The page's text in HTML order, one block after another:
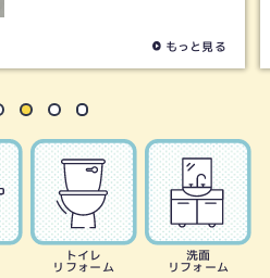
もっと見る
トイレ
リフォーム
洗面
リフォーム